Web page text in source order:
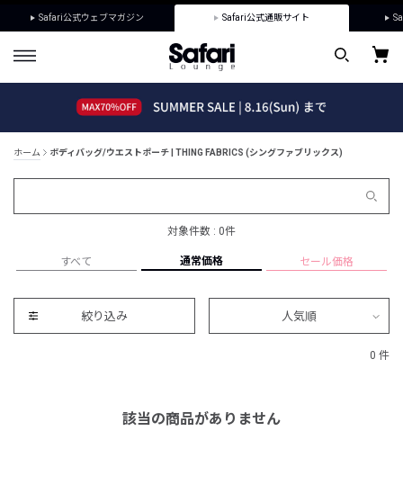
Safari公式ウェブマガジン Safari公式通販サイト
ホーム ボディバッグ/ウエストポーチ | THING FABRICS (シングファブリックス)
対象件数 : 0件
すべて 通常価格 セール価格
絞り込み 人気順
0 件
該当の商品がありません